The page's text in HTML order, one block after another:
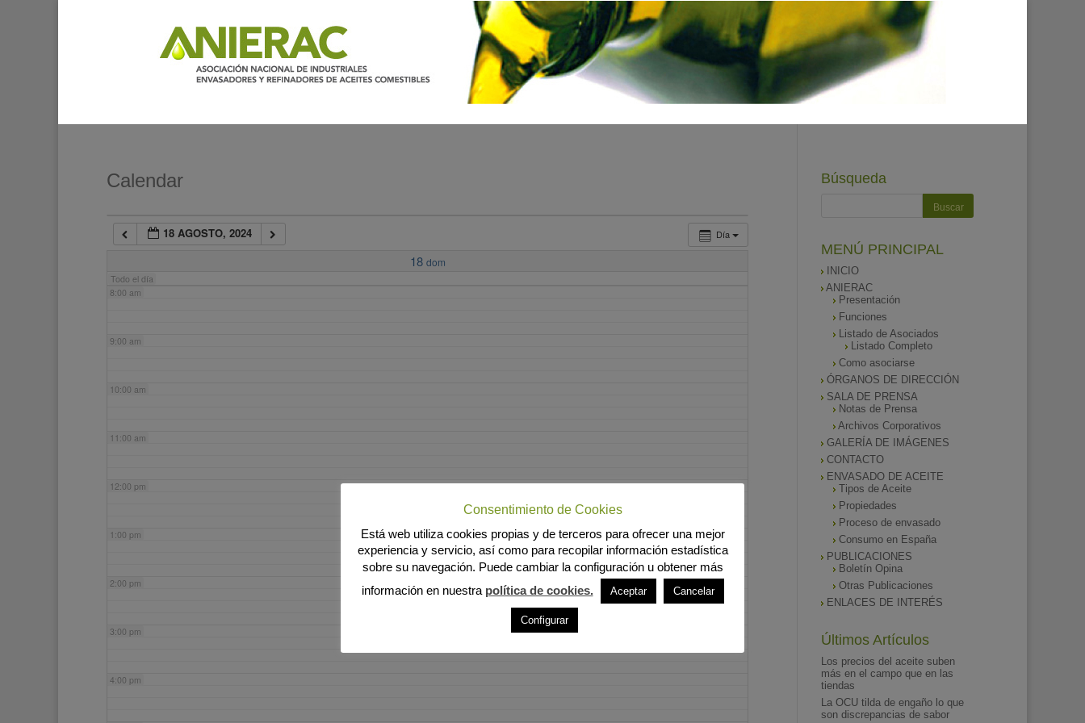
Calendar
Día
18 AGOSTO, 2024
18 dom
Todo el día
7:00 am
8:00 am
9:00 am
10:00 am
11:00 am
12:00 pm
1:00 pm
2:00 pm
3:00 pm
4:00 pm
Búsqueda
MENÚ PRINCIPAL
INICIO
ANIERAC
Presentación
Funciones
Listado de Asociados
Listado Completo
Como asociarse
ÓRGANOS DE DIRECCIÓN
SALA DE PRENSA
Notas de Prensa
Archivos Corporativos
GALERÍA DE IMÁGENES
CONTACTO
ENVASADO DE ACEITE
Tipos de Aceite
Propiedades
Proceso de envasado
Consumo en España
PUBLICACIONES
Boletín Opina
Otras Publicaciones
ENLACES DE INTERÉS
Últimos Artículos
Los precios del aceite suben
más en el campo que en las
tiendas
La OCU tilda de engaño lo que
son discrepancias de sabor
Consentimiento de Cookies
Está web utiliza cookies propias y de terceros para ofrecer una mejor
experiencia y servicio, así como para recopilar información estadística
sobre su navegación. Puede cambiar la configuración u obtener más
información en nuestra política de cookies. Aceptar Cancelar
Configurar